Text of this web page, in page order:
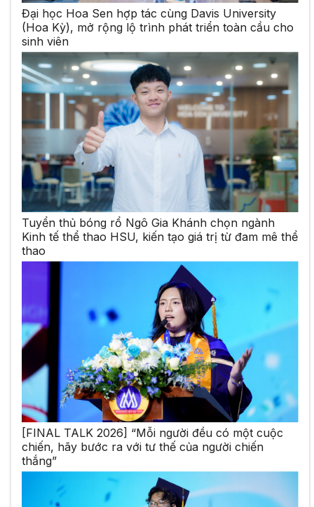
Đại học Hoa Sen hợp tác cùng Davis University
(Hoa Kỳ), mở rộng lộ trình phát triển toàn cầu cho
sinh viên
Tuyển thủ bóng rổ Ngô Gia Khánh chọn ngành
Kinh tế thể thao HSU, kiến tạo giá trị từ đam mê thể
thao
[FINAL TALK 2026] “Mỗi người đều có một cuộc
chiến, hãy bước ra với tư thế của người chiến
thắng”